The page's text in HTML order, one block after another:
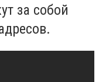
за собой